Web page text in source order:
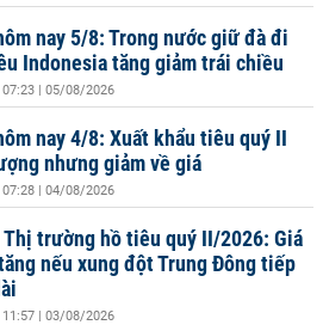
nay 5/8: Trong nước giữ đà đi
Indonesia tăng giảm trái chiều
07:23 | 05/08/2026
nay 4/8: Xuất khẩu tiêu quý II
nhưng giảm về giá
07:28 | 04/08/2026
Thị trường hồ tiêu quý II/2026: Giá
nếu xung đột Trung Đông tiếp
11:57 | 03/08/2026